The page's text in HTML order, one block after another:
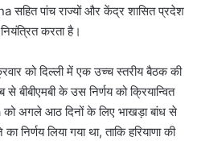
सहित पांच राज्यों और केंद्र शासित प्रदेश
करता है।
को दिल्ली में एक उच्च स्तरीय बैठक की
बीबीएमबी के उस निर्णय को क्रियान्वित
अगले आठ दिनों के लिए भाखड़ा बांध से
निर्णय लिया गया था, ताकि हरियाणा की